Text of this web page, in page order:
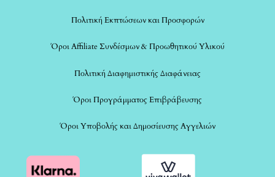
Πολιτική Εκπτώσεων και Προσφορών
Όροι Affiliate Συνδέσμων & Προωθητικού Υλικού
Πολιτική Διαφημιστικής Διαφάνειας
Όροι Προγράμματος Επιβράβευσης
Όροι Υποβολής και Δημοσίευσης Αγγελιών